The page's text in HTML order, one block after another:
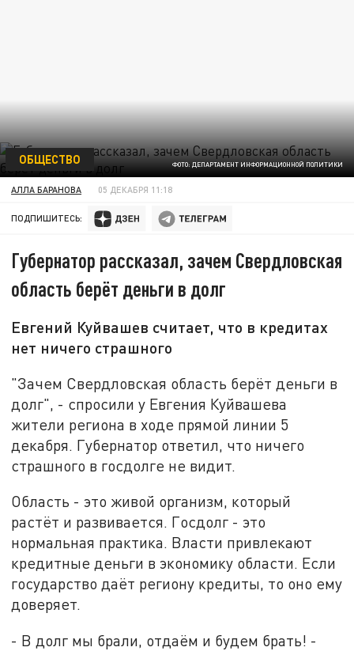
ФОТО: ДЕПАРТАМЕНТ ИНФОРМАЦИОННОЙ ПОЛИТИКИ
ОБЩЕСТВО
АЛЛА БАРАНОВА 05 ДЕКАБРЯ 11:18
ПОДПИШИТЕСЬ:
Губернатор рассказал, зачем Свердловская
область берёт деньги в долг
Евгений Куйвашев считает, что в кредитах
нет ничего страшного
"Зачем Свердловская область берёт деньги в
долг", - спросили у Евгения Куйвашева
жители региона в ходе прямой линии 5
декабря. Губернатор ответил, что ничего
страшного в госдолге не видит.
Область - это живой организм, который
растёт и развивается. Госдолг - это
нормальная практика. Власти привлекают
кредитные деньги в экономику области. Если
государство даёт региону кредиты, то оно ему
доверяет.
- В долг мы брали, отдаём и будем брать! -